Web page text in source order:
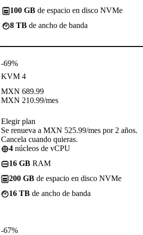
100 GB de espacio en disco NVMe
8 TB de ancho de banda
-69%
KVM 4
MXN 689.99
MXN 210.99/mes
Elegir plan
Se renueva a MXN 525.99/mes por 2 años.
Cancela cuando quieras.
4 núcleos de vCPU
16 GB RAM
200 GB de espacio en disco NVMe
16 TB de ancho de banda
-67%